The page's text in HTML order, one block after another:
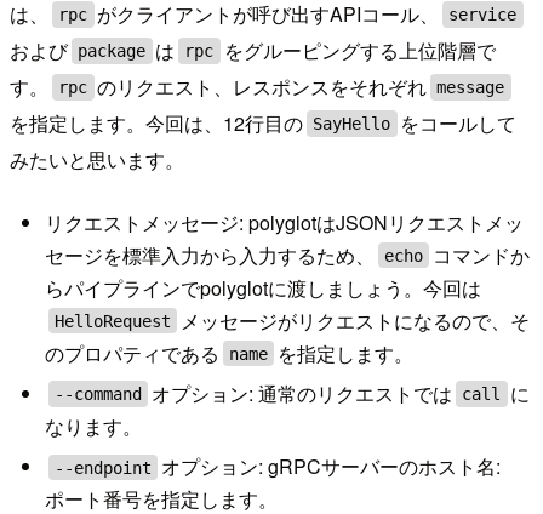
は、
rpc がクライアントが呼び出すAPIコール、 service
および package は rpc
をグルーピングする上位階層で
す。
rpc のリクエスト、レスポンスをそれぞれ message
を指定します。今回は、12行目の SayHello
をコールして
みたいと思います。
リクエストメッセージ: polyglotはJSONリクエストメッ
セージを標準入力から入力するため、
echo
コマンドか
らパイプラインでpolyglotに渡しましょう。今回は
HelloRequest
メッセージがリクエストになるので、そ
のプロパティである
name を指定します。
--command オプション: 通常のリクエストでは call
に
なります。
--endpoint
オプション: gRPCサーバーのホスト名:
ポート番号を指定します。